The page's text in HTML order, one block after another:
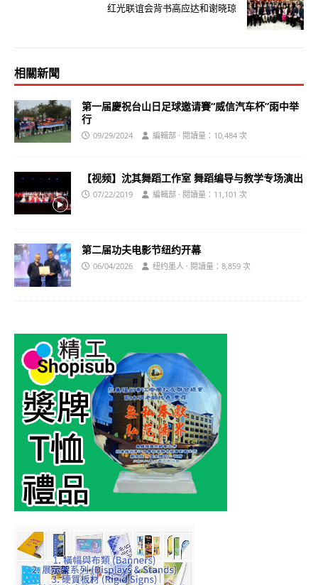
红光联谊会背书高应达和谢晓琼
相關新聞
第一届慶祝台山日足球邀请賽“威信汽车杯”雨中举
行
09/29/2024 編輯部 · 閱讀量：10,484 次
【视频】沈其舞蹈工作室 舞蹈编导与教学专场演出
07/22/2019 編輯部 · 閱讀量：11,101 次
第二届功夫电影节纽约开幕
06/04/2026 纽约墨人 · 閱讀量：8,859 次